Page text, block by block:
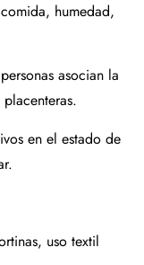
humedad,
asocian la
en el estado de
uso textil